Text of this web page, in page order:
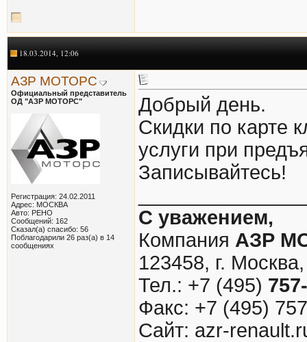
18.03.2014, 12:06
АЗР МОТОРС
Официальный представитель
ОД "АЗР МОТОРС"
Регистрация: 24.02.2011
Адрес: МОСКВА
Авто: РЕНО
Сообщений: 162
Сказал(а) спасибо: 56
Поблагодарили 26 раз(а) в 14
сообщениях
Добрый день.
Скидки по карте
услуги при
Записывайтесь!
С уважением,
Компания АЗР
123458, г.
Тел.: +7 (495)
Факс: +7 (495)
Cайт: azr-